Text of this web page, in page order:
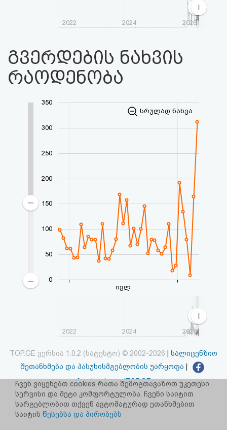
2022 2024 2026
გვერდების ნახვის
რაოდენობა
2022 2024 2026
ივლ
0
50
100
150
200
250
300
350
სრულად ნახვა
TOP.GE ვერსია 1.0.2 (სატესტო) © 2002-2026
სალიცენზიო
შეთანხმება და პასუხისმგებლობის უარყოფა
facebook.com/TOP.GE
იხილეთ TOP.GE - ის ძველი ვერსია ბმულზე
ჩვენ ვიყენებთ cookies რათა შემოგთავაზოთ უკეთესი
სერვისი და მეტი კომფორტულობა. ჩვენი საიტით
სარგებლობით თქვენ ავტომატურად ეთანხმებით
საიტის წესებსა და პირობებს